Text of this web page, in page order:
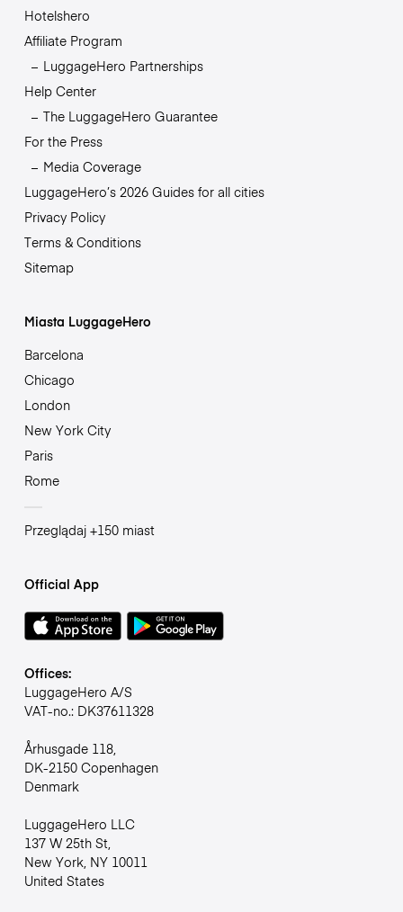
Hotelshero
Affiliate Program
LuggageHero Partnerships
Help Center
The LuggageHero Guarantee
For the Press
Media Coverage
LuggageHero’s 2026 Guides for all cities
Privacy Policy
Terms & Conditions
Sitemap
Miasta LuggageHero
Barcelona
Chicago
London
New York City
Paris
Rome
Przeglądaj +150 miast
Official App
Offices:
LuggageHero A/S
VAT-no.: DK37611328
Århusgade 118,
DK-2150 Copenhagen
Denmark
LuggageHero LLC
137 W 25th St,
New York, NY 10011
United States